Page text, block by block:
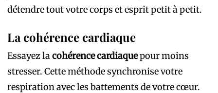
détendre tout votre corps et esprit petit à petit.
La cohérence cardiaque
Essayez lacohérence cardiaquepour moins
stresser. Cette méthode synchronise votre
respiration avec les battements de votre cœur.